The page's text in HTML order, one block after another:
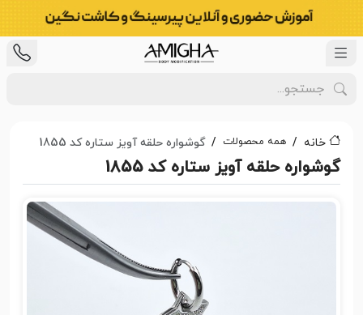
خانه همه محصولات گوشواره حلقه آویز ستاره کد 1855
گوشواره حلقه آویز ستاره کد 1855